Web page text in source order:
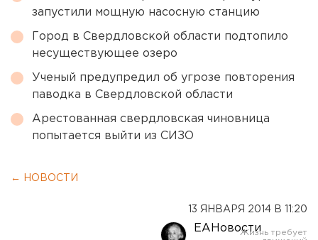
запустили мощную насосную станцию
Город в Свердловской области подтопило
несуществующее озеро
Ученый предупредил об угрозе повторения
паводка в Свердловской области
Арестованная свердловская чиновница
попытается выйти из СИЗО
← НОВОСТИ
13 ЯНВАРЯ 2014 В 11:20
ЕАНовости